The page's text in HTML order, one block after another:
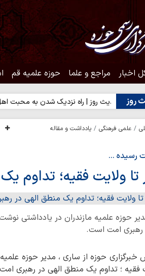
اخبار مراجع و علما حوزه علمیه قم
روزروز | راه نزدیک شدن به محبت
علمی فرهنگی یادداشت و مقاله
رسیده ...
تا ولایت فقیه؛ تداوم
حوزه علمیه مازندران در یادداشتی
رهبری امت است.
خبرگزاری حوزه از ساری ، مدیر حوزه
فقیه ؛ تداوم یک منطق الهی در رهبری